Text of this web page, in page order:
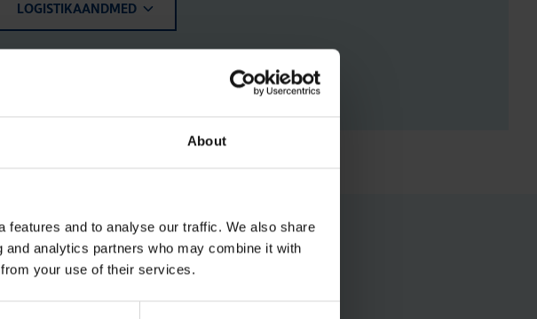
About
features and to analyse our traffic. We also share
analytics partners who may combine it with
your use of their services.
LOGISTIKAANDMED